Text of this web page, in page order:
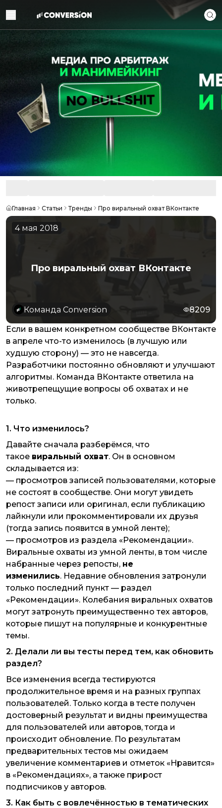
Главная Статьи Тренды Про виральный охват ВКонтакте
4 мая 2018
Про виральный охват ВКонтакте
Команда Conversion 8209
Если в вашем конкретном сообществе ВКонтакте
в апреле что-то изменилось (в лучшую или
худшую сторону) — это не навсегда.
Разработчики постоянно обновляют и улучшают
алгоритмы. Команда ВКонтакте ответила на
животрепещущие вопросы об охватах и не
только.
1. Что изменилось?
Давайте сначала разберёмся, что
такое виральный охват. Он в основном
складывается из:
— просмотров записей пользователями, которые
не состоят в сообществе. Они могут увидеть
репост записи или оригинал, если публикацию
лайкнули или прокомментировали их друзья
(тогда запись появится в умной ленте);
— просмотров из раздела «Рекомендации».
Виральные охваты из умной ленты, в том числе
набранные через репосты, не
изменились. Недавние обновления затронули
только последний пункт — раздел
«Рекомендации». Колебания виральных охватов
могут затронуть преимущественно тех авторов,
которые пишут на популярные и конкурентные
темы.
2. Делали ли вы тесты перед тем, как обновить
раздел?
Все изменения всегда тестируются
продолжительное время и на разных группах
пользователей. Только когда в тесте получен
достоверный результат и видны преимущества
для пользователей или авторов, тогда и
происходит обновление. По результатам
предварительных тестов мы ожидаем
увеличение комментариев и отметок «Нравится»
в «Рекомендациях», а также прирост
подписчиков у авторов.
3. Как быть с вовлечённостью в тематических